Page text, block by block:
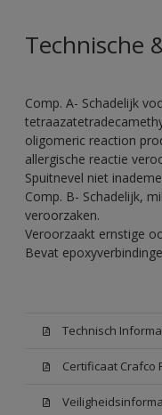
Technische
Comp. A- Schadelijk
oligomeric reaction
allergische reactie
Spuitnevel niet
Comp. B- Schadelijk,
veroorzaken.
Veroorzaakt ernstige
Bevat
Technisch
Certificaat Crafco